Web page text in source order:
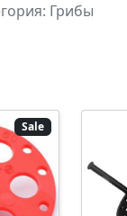
Грибы
Sale